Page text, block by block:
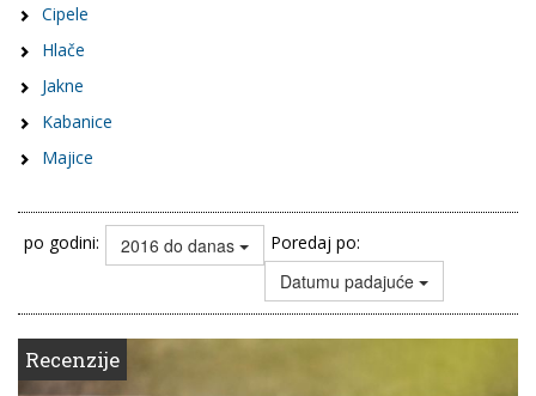
Cipele
Hlače
Jakne
Kabanice
Majice
po godini: 2016 do danas Poredaj po:
Datumu padajuće
Recenzije